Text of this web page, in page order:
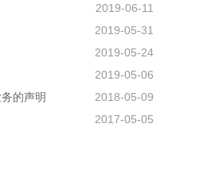
2019-06-11
2019-05-31
2019-05-24
2019-05-06
的声明
2018-05-09
2017-05-05